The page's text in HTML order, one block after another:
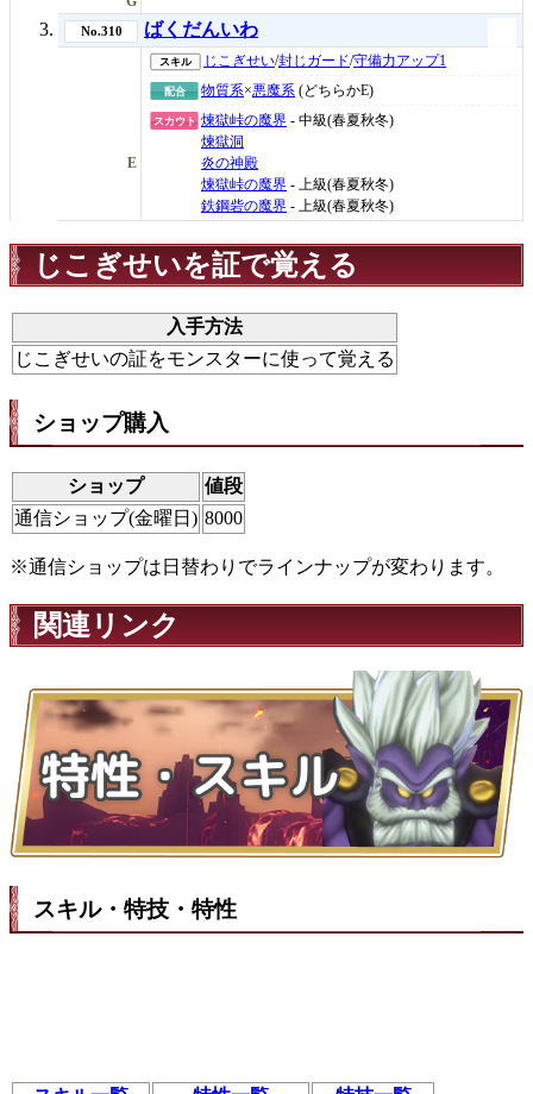
No.310 ばくだんいわ
E
スキル じこぎせい/封じガード/守備力アップ1
配合 物質系×悪魔系 (どちらかE)
スカウト 煉獄峠の魔界 - 中級(春夏秋冬)
煉獄洞
炎の神殿
煉獄峠の魔界 - 上級(春夏秋冬)
鉄鋼砦の魔界 - 上級(春夏秋冬)
じこぎせいを証で覚える
入手方法
じこぎせいの証をモンスターに使って覚える
ショップ購入
ショップ
値段
通信ショップ(金曜日) 8000
※通信ショップは日替わりでラインナップが変わります。
関連リンク
スキル・特技・特性